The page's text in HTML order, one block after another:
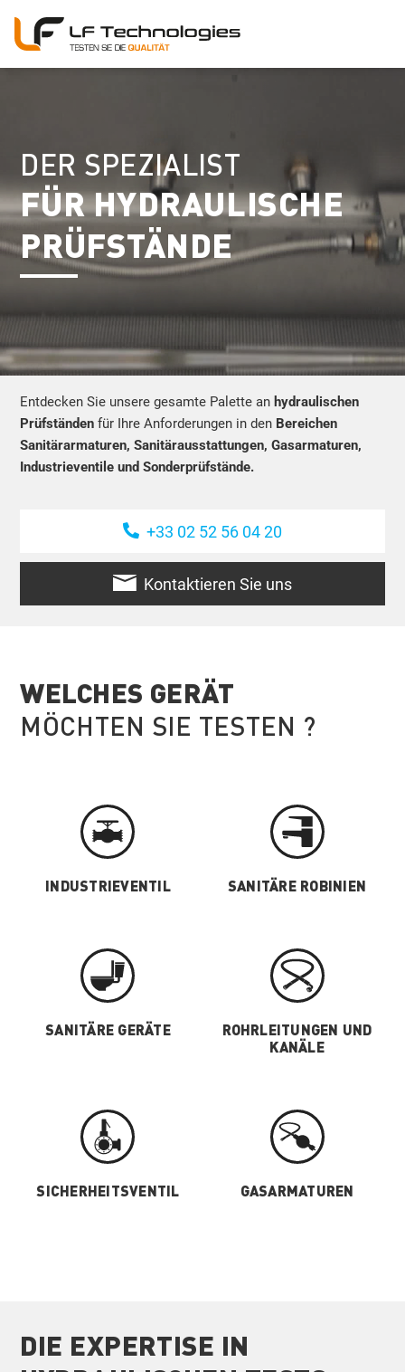
DER SPEZIALIST
FÜR HYDRAULISCHE
PRÜFSTÄNDE
Entdecken Sie unsere gesamte Palette an hydraulischen
Prüfständen für Ihre Anforderungen in den Bereichen
Sanitärarmaturen, Sanitärausstattungen, Gasarmaturen,
Industrieventile und Sonderprüfstände.
Kontaktieren Sie uns
+33 02 52 56 04 20
WELCHES GERÄT
MÖCHTEN SIE TESTEN ?
INDUSTRIEVENTIL SANITÄRE ROBINIEN
SANITÄRE GERÄTE
ROHRLEITUNGEN UND
KANÄLE
SICHERHEITSVENTIL GASARMATUREN
DIE EXPERTISE IN